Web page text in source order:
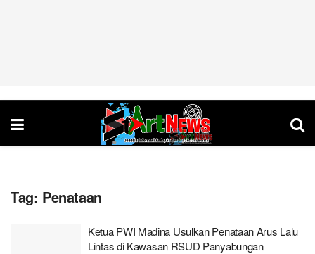
Tag: Penataan
Ketua PWI Madina Usulkan Penataan Arus Lalu
Lintas di Kawasan RSUD Panyabungan